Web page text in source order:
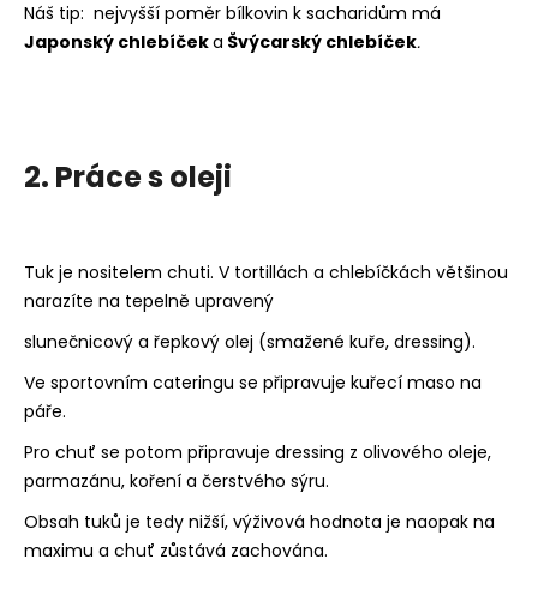
Náš tip: nejvyšší poměr bílkovin k sacharidům má
Japonský chlebíčeka Švýcarský chlebíček.
2. Práce s oleji
Tuk je nositelem chuti. V tortillách a chlebíčkách většinou
narazíte na tepelně upravený
slunečnicový a řepkový olej (smažené kuře, dressing).
Ve sportovním cateringu se připravuje kuřecí maso na
páře.
Pro chuť se potom připravuje dressing z olivového oleje,
parmazánu, koření a čerstvého sýru.
Obsah tuků je tedy nižší, výživová hodnota je naopak na
maximu a chuť zůstává zachována.